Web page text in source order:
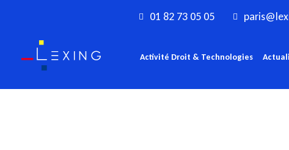
contenu
01 82 73 05 05
Activité Droit & Technologies